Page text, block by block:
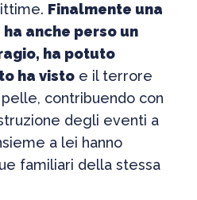
Finalmente una
anche perso un
ha potuto
ha vistoe il terrore
contribuendo con
degli eventi a
a lei hanno
familiari della stessa